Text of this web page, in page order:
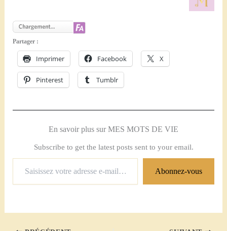
Partager :
Imprimer Facebook X
Pinterest Tumblr
En savoir plus sur MES MOTS DE VIE
Subscribe to get the latest posts sent to your email.
votre
adresse
Abonnez-vous